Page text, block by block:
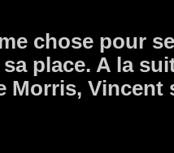
chose pour
place. A la
Morris, Vincent